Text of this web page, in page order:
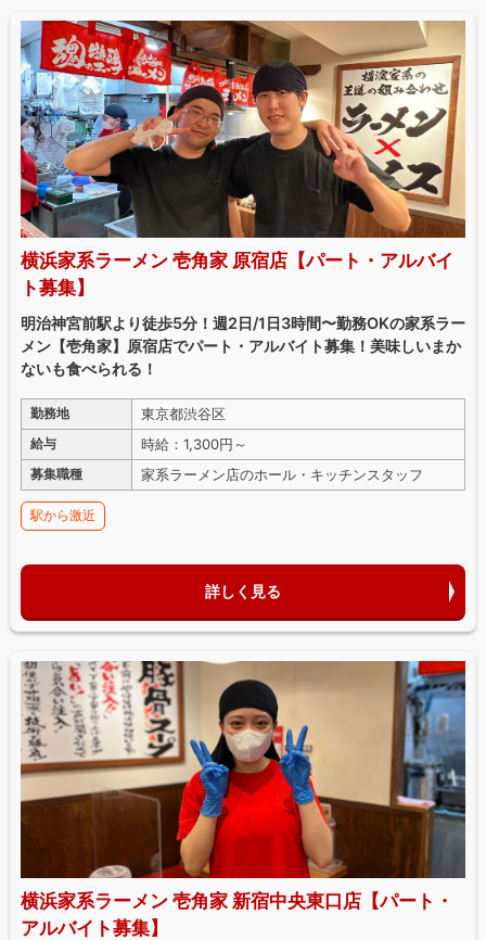
横浜家系ラーメン 壱角家 原宿店【パート・アルバイ
ト募集】
明治神宮前駅より徒歩5分！週2日/1日3時間〜勤務OKの家系ラー
メン【壱角家】原宿店でパート・アルバイト募集！美味しいまか
ないも食べられる！
勤務地 東京都渋谷区
給与 時給：1,300円～
募集職種 家系ラーメン店のホール・キッチンスタッフ
駅から激近
詳しく見る
横浜家系ラーメン 壱角家 新宿中央東口店【パート・
アルバイト募集】